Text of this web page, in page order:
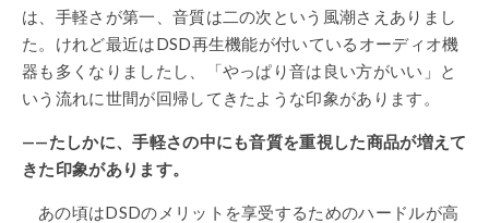
は、手軽さが第一、音質は二の次という風潮さえありまし
た。けれど最近はDSD再生機能が付いているオーディオ機
器も多くなりましたし、「やっぱり音は良い方がいい」と
いう流れに世間が回帰してきたような印象があります。
——たしかに、手軽さの中にも音質を重視した商品が増えて
きた印象があります。
あの頃はDSDのメリットを享受するためのハードルが高